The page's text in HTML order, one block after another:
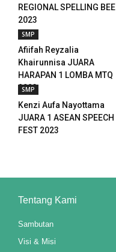
REGIONAL SPELLING BEE
2023
SMP
Afiifah Reyzalia
Khairunnisa JUARA
HARAPAN 1 LOMBA MTQ
2023
SMP
Kenzi Aufa Nayottama
JUARA 1 ASEAN SPEECH
FEST 2023
Tentang Kami
Sambutan
Visi & Misi